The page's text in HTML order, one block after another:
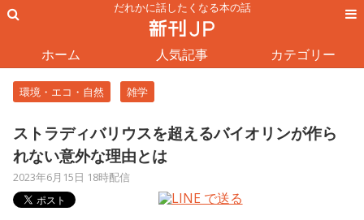
だれかに話したくなる本の話
ホーム 人気記事 カテゴリー
環境・エコ・自然 雑学
ストラディバリウスを超えるバイオリンが作ら
れない意外な理由とは
2023年6月15日 18時配信